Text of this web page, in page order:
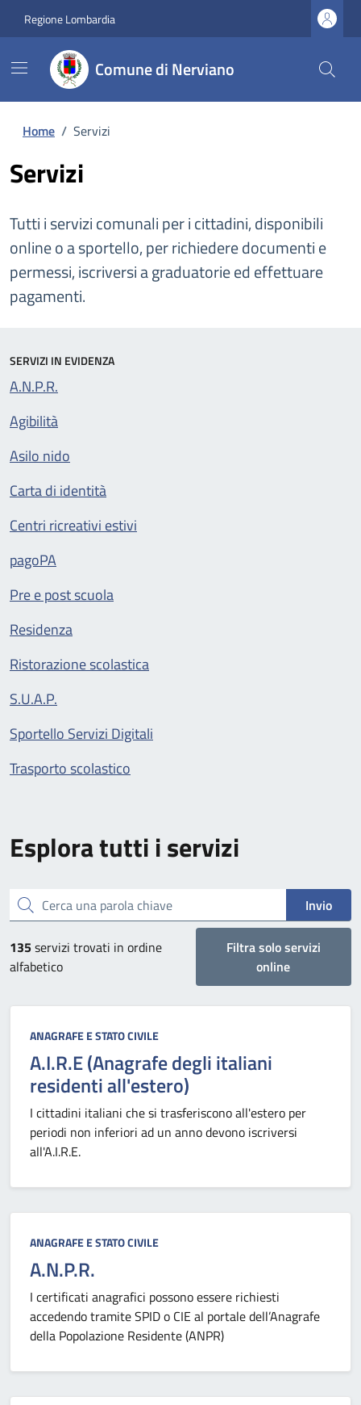
Regione Lombardia
Comune di Nerviano
Home / Servizi
Servizi
Tutti i servizi comunali per i cittadini, disponibili
online o a sportello, per richiedere documenti e
permessi, iscriversi a graduatorie ed effettuare
pagamenti.
Esplora tutti i servizi
Cerca una parola chiave Invio
135servizi trovati in ordine
alfabetico
Filtra solo servizi
online
Categoria:
ANAGRAFE E STATO CIVILE
A.I.R.E (Anagrafe degli italiani
residenti all'estero)
I cittadini italiani che si trasferiscono all'estero per
periodi non inferiori ad un anno devono iscriversi
all'A.I.R.E.
Categoria:
ANAGRAFE E STATO CIVILE
A.N.P.R.
I certificati anagrafici possono essere richiesti
accedendo tramite SPID o CIE al portale dell’Anagrafe
della Popolazione Residente (ANPR)
SERVIZI IN EVIDENZA
A.N.P.R.
Agibilità
Asilo nido
Carta di identità
Centri ricreativi estivi
pagoPA
Pre e post scuola
Residenza
Ristorazione scolastica
S.U.A.P.
Sportello Servizi Digitali
Trasporto scolastico